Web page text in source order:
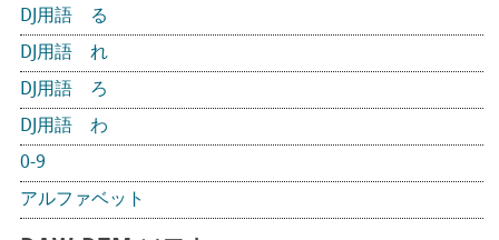
DJ用語 る
DJ用語 れ
DJ用語 ろ
DJ用語 わ
0-9
アルファベット